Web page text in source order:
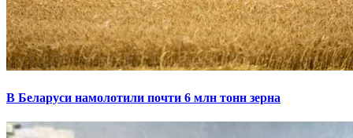
В Беларуси намолотили почти 6 млн тонн зерна